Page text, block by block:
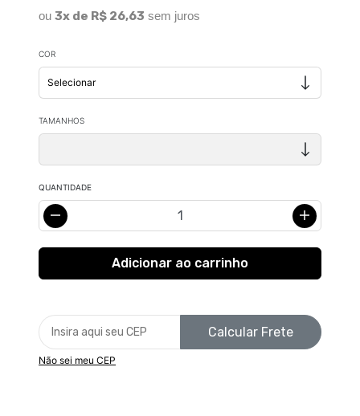
ou 3x de R$ 26,63 sem juros
COR
TAMANHOS
QUANTIDADE
Calcular Frete
Não sei meu CEP